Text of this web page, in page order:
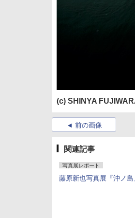
(c) SHINYA
前の画像
関連記事
写真展レポート
藤原新也写真展『沖ノ島